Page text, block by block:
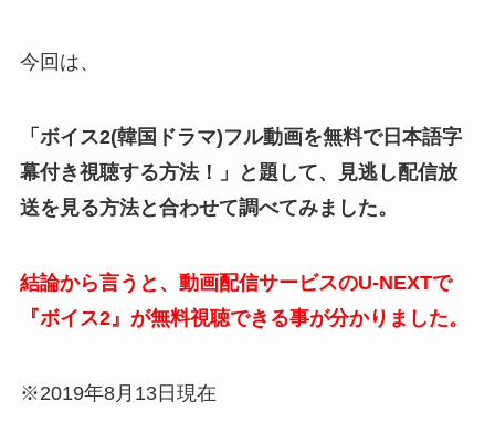
今回は、
「ボイス2(韓国ドラマ)フル動画を無料で日本語字
幕付き視聴する方法！」と題して、見逃し配信放
送を見る方法と合わせて調べてみました。
結論から言うと、動画配信サービスのU-NEXTで
『ボイス2』が無料視聴できる事が分かりました。
※2019年8月13日現在